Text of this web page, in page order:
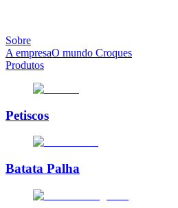
Sobre
A empresaO mundo Croques
Produtos
Petiscos
Batata Palha